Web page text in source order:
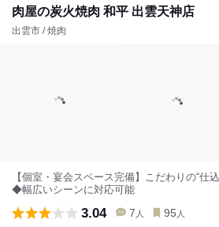
肉屋の炭火焼肉 和平 出雲天神店
出雲市 / 焼肉
【個室・宴会スペース完備】こだわりの“仕
◆幅広いシーンに対応可能
3.04 7 人 95 人